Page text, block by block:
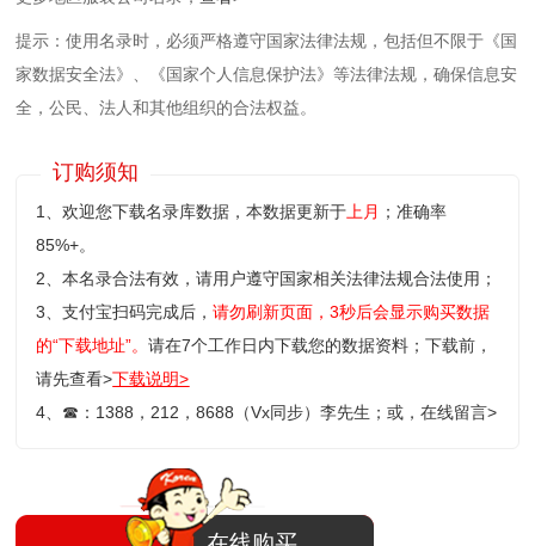
提示：使用名录时，必须严格遵守国家法律法规，包括但不限于《国
家数据安全法》、《国家个人信息保护法》等‌法律法规，确保信息安
全，公民、法人和其他组织的合法权益。
订购须知
1、欢迎您下载名录库数据，本数据更新于 上月 ；准确率
85%+。
2、本名录合法有效，请用户遵守国家相关法律法规合法使用；
3、支付宝扫码完成后，请勿刷新页面，3秒后会显示购买数据
的“下载地址”。请在7个工作日内下载您的数据资料；下载前，
请先查看>下载说明>
4、 ☎ ：1388，212，8688（Vx同步）李先生；或，在线留言>